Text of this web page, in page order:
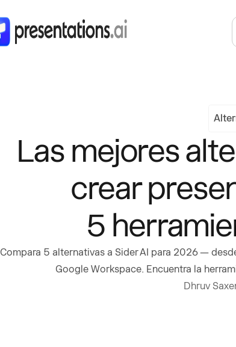
Las mejores
crear
5
Compara 5 alternativas a Sider AI para 2026 —
Google Workspace. Encuentra la
Dhruv